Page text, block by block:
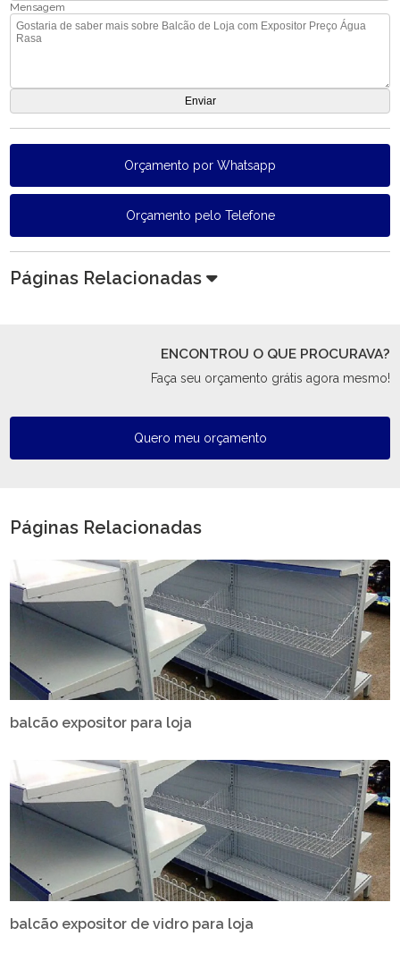
Mensagem
Orçamento por Whatsapp
Orçamento pelo Telefone
Páginas Relacionadas
ENCONTROU O QUE PROCURAVA?
Faça seu orçamento grátis agora mesmo!
Quero meu orçamento
Páginas Relacionadas
balcão expositor para loja
balcão expositor de vidro para loja